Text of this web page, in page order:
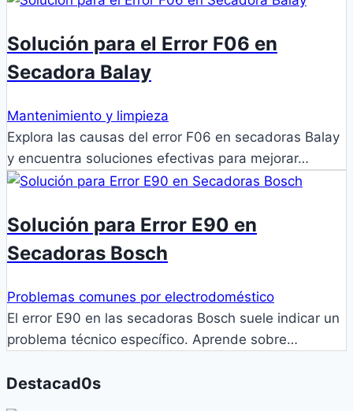
Solución para el Error F06 en
Secadora Balay
Mantenimiento y limpieza
Explora las causas del error F06 en secadoras Balay
y encuentra soluciones efectivas para mejorar…
Solución para Error E90 en
Secadoras Bosch
Problemas comunes por electrodoméstico
El error E90 en las secadoras Bosch suele indicar un
problema técnico específico. Aprende sobre…
Destacad0s